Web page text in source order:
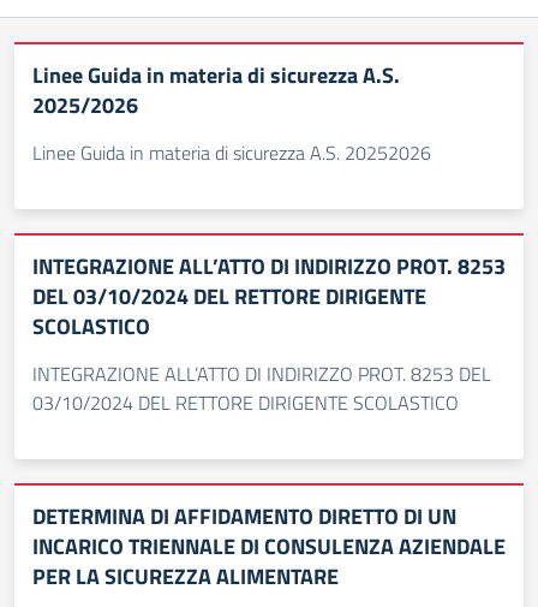
Linee Guida in materia di sicurezza A.S.
2025/2026
Linee Guida in materia di sicurezza A.S. 20252026
INTEGRAZIONE ALL’ATTO DI INDIRIZZO PROT. 8253
DEL 03/10/2024 DEL RETTORE DIRIGENTE
SCOLASTICO
INTEGRAZIONE ALL’ATTO DI INDIRIZZO PROT. 8253 DEL
03/10/2024 DEL RETTORE DIRIGENTE SCOLASTICO
DETERMINA DI AFFIDAMENTO DIRETTO DI UN
INCARICO TRIENNALE DI CONSULENZA AZIENDALE
PER LA SICUREZZA ALIMENTARE